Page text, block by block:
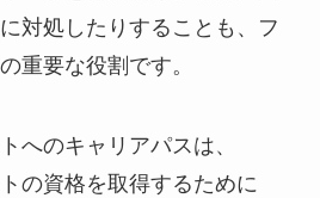
対処したりすることも、フ
重要な役割です。
へのキャリアパスは、
の資格を取得するために